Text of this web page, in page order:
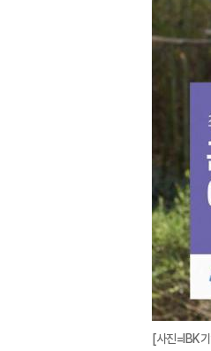
[사진=IBK